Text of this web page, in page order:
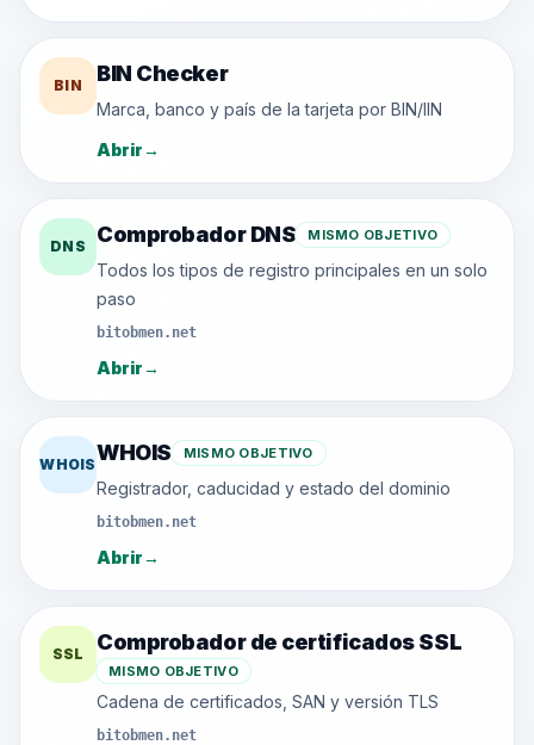
BIN BIN Checker
Marca, banco y país de la tarjeta por BIN/IIN
Abrir→
DNS Comprobador DNS MISMO OBJETIVO
Todos los tipos de registro principales en un solo
paso
bitobmen.net
Abrir→
WHOISWHOIS MISMO OBJETIVO
Registrador, caducidad y estado del dominio
bitobmen.net
Abrir→
SSL Comprobador de certificados SSL
MISMO OBJETIVO
Cadena de certificados, SAN y versión TLS
bitobmen.net